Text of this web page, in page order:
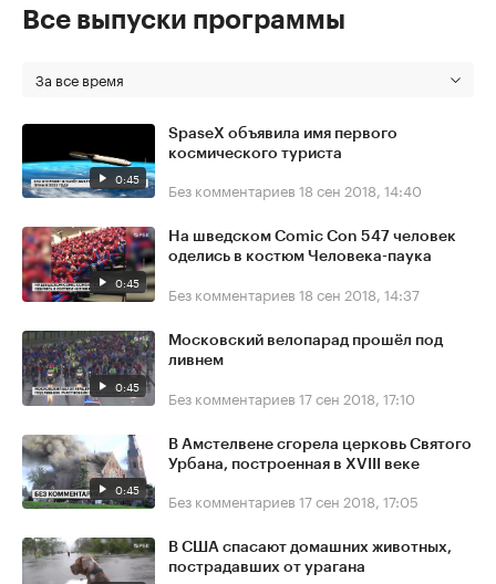
Все выпуски программы
За все время
0:45
SpaseX объявила имя первого
космического туриста
Без комментариев 18 сен 2018, 14:40
0:45
На шведском Comic Con 547 человек
оделись в костюм Человека-паука
Без комментариев 18 сен 2018, 14:37
0:45
Московский велопарад прошёл под
ливнем
Без комментариев 17 сен 2018, 17:10
0:45
В Амстелвене сгорела церковь Святого
Урбана, построенная в XVIII веке
Без комментариев 17 сен 2018, 17:05
В США спасают домашних животных,
пострадавших от урагана